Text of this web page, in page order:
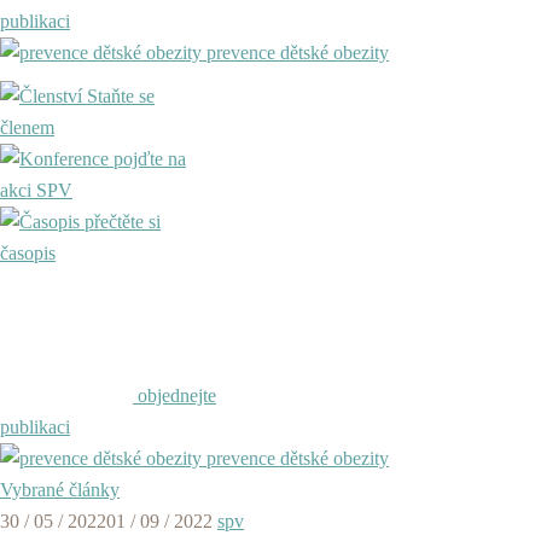
publikaci
prevence dětské obezity
Staňte se
členem
pojďte na
akci SPV
přečtěte si
časopis
objednejte
publikaci
prevence dětské obezity
Vybrané články
30 / 05 / 202201 / 09 / 2022 spv